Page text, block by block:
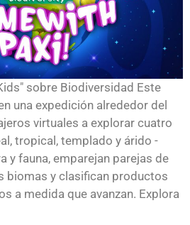
sobre Biodiversidad Este
una expedición alrededor del
virtuales a explorar cuatro
tropical, templado y árido -
y fauna, emparejan parejas de
biomas y clasifican productos
a medida que avanzan. Explora